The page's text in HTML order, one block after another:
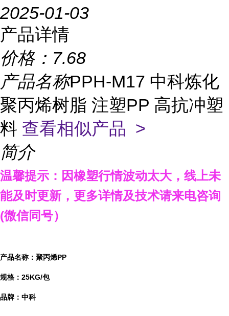
2025-01-03
产品详情
价格： 7.68
产品名称PPH-M17 中科炼化
聚丙烯树脂 注塑PP 高抗冲塑
料 查看相似产品 >
简介
温馨提示：因橡塑行情波动太大，线上未
能及时更新，更多详情及技术请来电咨询
(微信同号）
产品名称：聚丙烯PP
规格：25KG/包
品牌：中科